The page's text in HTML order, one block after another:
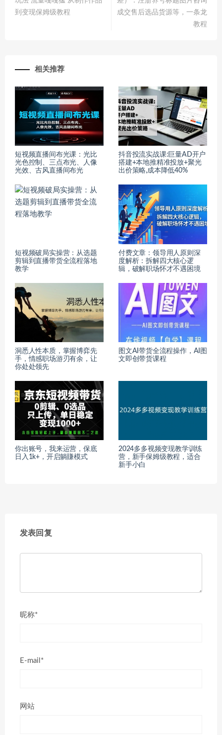
到变现保姆级教程
成交售后选品货源等，一条龙
教程
相关推荐
短视频直播间布光课：光比
光色控制、三点布光、人像
光效、古风直播间布光
抖音投流实战课:巨量AD开户
搭建+本地推精准投放+聚光
出价策略,成本降低40%
短视频破局实操营：从选题
剪辑到直播带货全流程落地
教学
付费文章：领导用人原则深
度解析：拆解四大核心逻
辑，破解职场怀才不遇困境
洞悉人性本质，掌握博弈先
手，情感职场游刃有余，让
你处处领先
图文AI带货全流程操作，AI图
文即创带货课程
你出账号，我来运营，保底
日入1k+，开启躺賺模式
2024多多视频变现教学训练
营，新手保姆级教程，适合
新手小白
发表回复
昵称*
E-mail*
网站